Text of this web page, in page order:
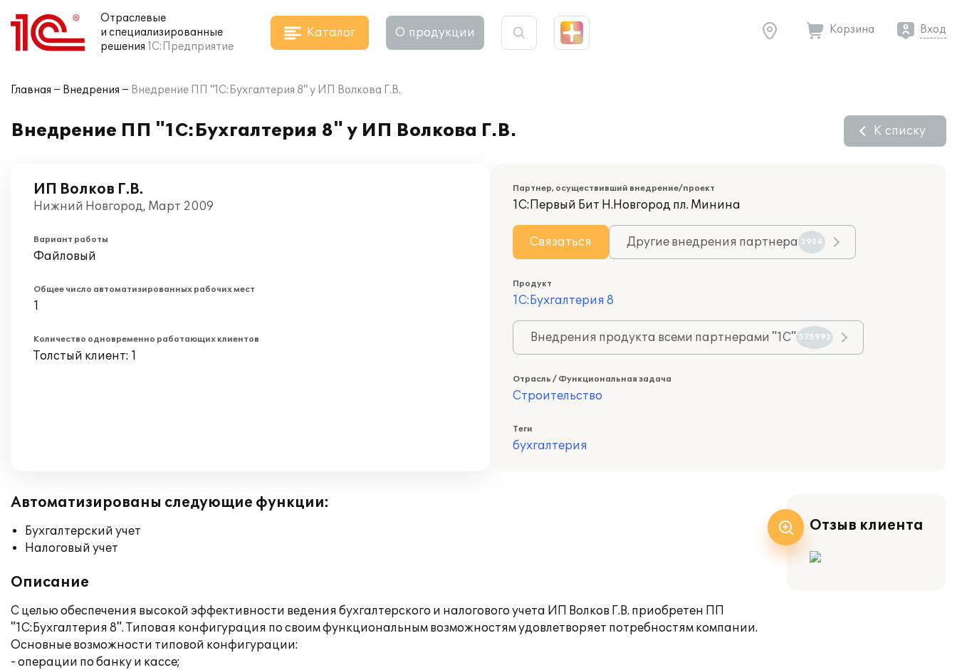
Отраслевые
и специализированные
решения 1С:Предприятие
Каталог О продукции Корзина Вход
Главная Внедрения Внедрение ПП "1С:Бухгалтерия 8" у ИП Волкова Г.В.
Внедрение ПП "1С:Бухгалтерия 8" у ИП Волкова Г.В. К списку
ИП Волков Г.В.
Нижний Новгород, Март 2009
Вариант работы
Файловый
Общее число автоматизированных рабочих мест
1
Количество одновременно работающих клиентов
Толстый клиент: 1
Партнер, осуществивший внедрение/проект
1С:Первый Бит Н.Новгород пл. Минина
Связаться Другие внедрения партнера 2934
Продукт
1С:Бухгалтерия 8
Внедрения продукта всеми партнерами "1С" 575993
Отрасль / Функциональная задача
Строительство
Теги
бухгалтерия
Автоматизированы следующие функции:
Бухгалтерский учет
Налоговый учет
Описание
С целью обеспечения высокой эффективности ведения бухгалтерского и налогового учета ИП Волков Г.В. приобретен ПП
"1С:Бухгалтерия 8". Типовая конфигурация по своим функциональным возможностям удовлетворяет потребностям компании.
Основные возможности типовой конфигурации:
- операции по банку и кассе;
Отзыв клиента